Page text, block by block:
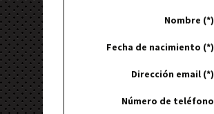
Nombre
Fecha de nacimiento
Dirección email
Número de teléfono